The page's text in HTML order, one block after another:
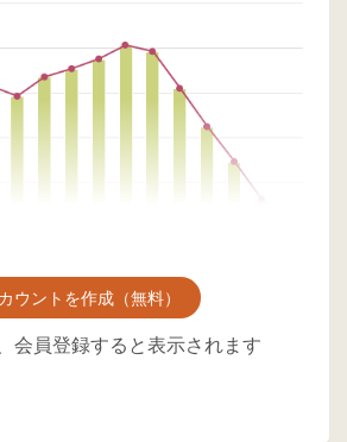
ウントを作成（無料）
会員登録すると表示されます